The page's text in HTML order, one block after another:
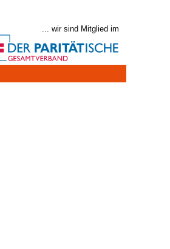
... wir sind Mitglied im